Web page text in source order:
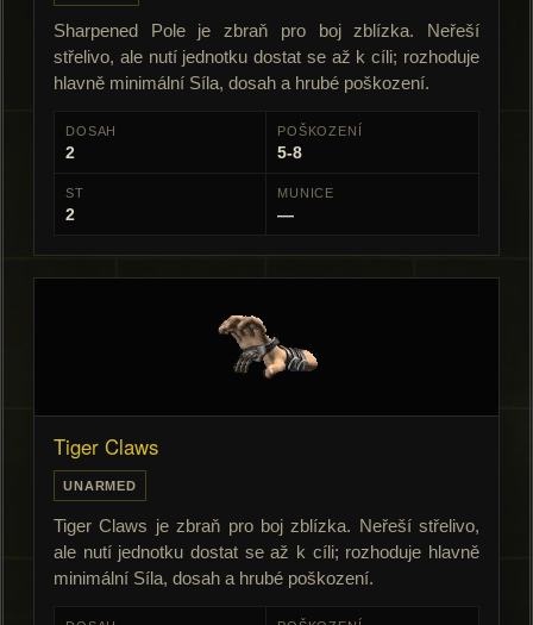
Sharpened Pole je zbraň pro boj zblízka. Neřeší
střelivo, ale nutí jednotku dostat se až k cíli; rozhoduje
hlavně minimální Síla, dosah a hrubé poškození.
DOSAH
2
POŠKOZENÍ
5-8
ST
2
MUNICE
—
Tiger Claws
UNARMED
Tiger Claws je zbraň pro boj zblízka. Neřeší střelivo,
ale nutí jednotku dostat se až k cíli; rozhoduje hlavně
minimální Síla, dosah a hrubé poškození.